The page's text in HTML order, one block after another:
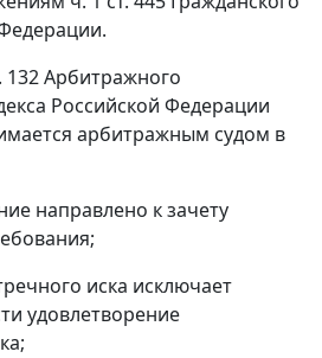
132Арбитражного
Российской Федерации
арбитражным судом в
направлено к зачету
иска исключает
удовлетворение